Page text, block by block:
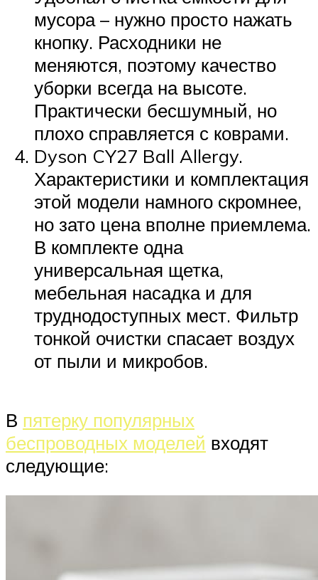
мусора – нужно просто нажать
кнопку. Расходники не
меняются, поэтому качество
уборки всегда на высоте.
Практически бесшумный, но
плохо справляется с коврами.
Dyson CY27 Ball Allergy.
Характеристики и комплектация
этой модели намного скромнее,
но зато цена вполне приемлема.
В комплекте одна
универсальная щетка,
мебельная насадка и для
труднодоступных мест. Фильтр
тонкой очистки спасает воздух
от пыли и микробов.
В пятерку популярных
беспроводных моделей входят
следующие: